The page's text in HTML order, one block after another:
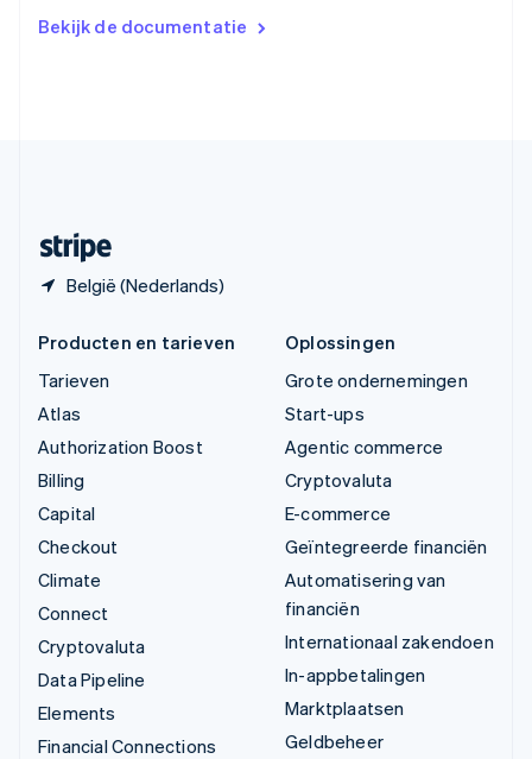
Bekijk de documentatie
België (Nederlands)
English
Producten en tarieven
Tarieven
Atlas
Authorization Boost
Billing
Capital
Checkout
Climate
Connect
Cryptovaluta
Data Pipeline
Elements
Financial Connections
Oplossingen
Grote ondernemingen
Start-ups
Agentic commerce
Cryptovaluta
E-commerce
Geïntegreerde financiën
Automatisering van
financiën
Internationaal zakendoen
In-appbetalingen
Marktplaatsen
Geldbeheer